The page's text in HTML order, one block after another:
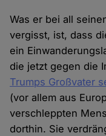
Was er bei all
vergisst, ist, dass
ein
die jetzt gegen die
Trumps Großvater
(vor allem aus
verschleppten
dorthin. Sie